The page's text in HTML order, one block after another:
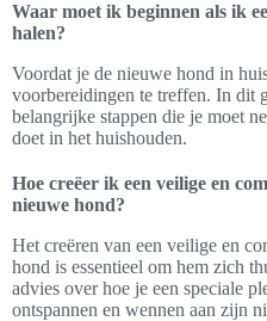
Waar moet ik beginnen als ik
halen?
Voordat je de nieuwe hond in
voorbereidingen te treffen. In dit
belangrijke stappen die je moet
doet in het huishouden.
Hoe creëer ik een veilige en
nieuwe hond?
Het creëren van een veilige en
hond is essentieel om hem zich
advies over hoe je een speciale
ontspannen en wennen aan zijn